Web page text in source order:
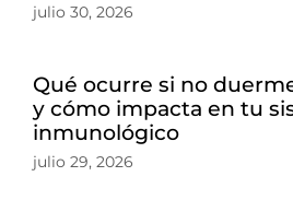
julio 30, 2026
Qué ocurre si no
y cómo impacta en tu
inmunológico
julio 29, 2026